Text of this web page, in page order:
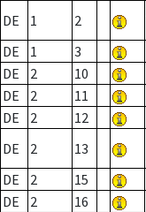
DE
1 2
DE
1 3
DE
2 10
DE
2 11
DE
2 12
DE
2 13
DE
2 15
DE
2 16